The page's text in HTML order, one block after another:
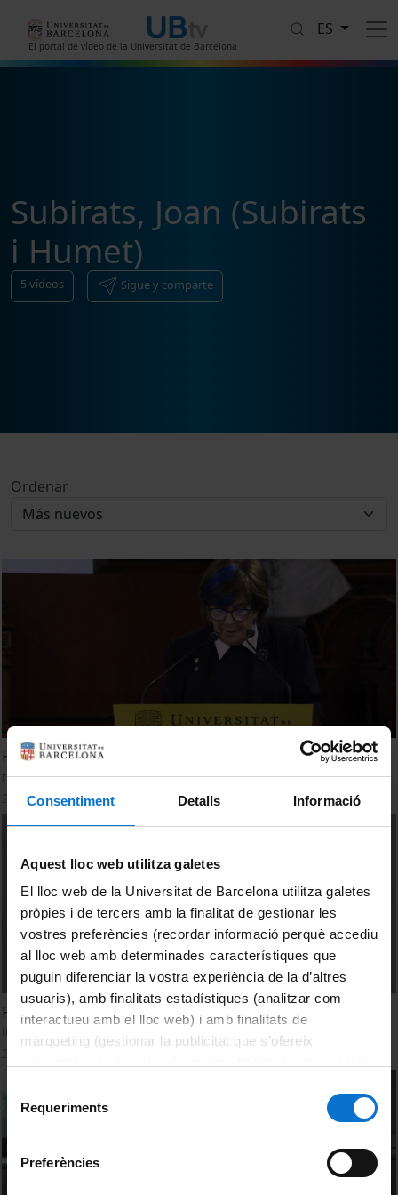
Consentiment Detalls Informació
Aquest lloc web utilitza galetes
El lloc web de la Universitat de Barcelona utilitza galetes
pròpies i de tercers amb la finalitat de gestionar les
vostres preferències (recordar informació perquè accediu
al lloc web amb determinades característiques que
puguin diferenciar la vostra experiència de la d’altres
usuaris), amb finalitats estadístiques (analitzar com
interactueu amb el lloc web) i amb finalitats de
màrqueting (gestionar la publicitat que s’ofereix
consultar laPolítica de galetes del lloc web de la
Requeriments
Preferències
El portal de vídeo de la Universitat de Barcelona
ES
Subirats, Joan (Subirats
i Humet)
5vídeos Sigue y comparte
Ordenar
Homenatge a les persones de la Universitat de Barcelona
represaliades pel franquisme
26 Enero, 2023
Foro nacional para la reforma de la evaluación de la
investigación. Inauguración de la jornada.
20 Enero, 2023